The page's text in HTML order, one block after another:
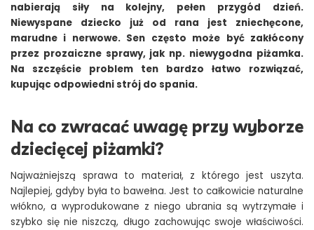
nabierają siły na kolejny, pełen przygód dzień.
Niewyspane dziecko już od rana jest zniechęcone,
marudne i nerwowe. Sen często może być zakłócony
przez prozaiczne sprawy, jak np. niewygodna piżamka.
Na szczęście problem ten bardzo łatwo rozwiązać,
kupując odpowiedni strój do spania.
Na co zwracać uwagę przy wyborze
dziecięcej piżamki?
Najważniejszą sprawa to materiał, z którego jest uszyta.
Najlepiej, gdyby była to bawełna. Jest to całkowicie naturalne
włókno, a wyprodukowane z niego ubrania są wytrzymałe i
szybko się nie niszczą, długo zachowując swoje właściwości.